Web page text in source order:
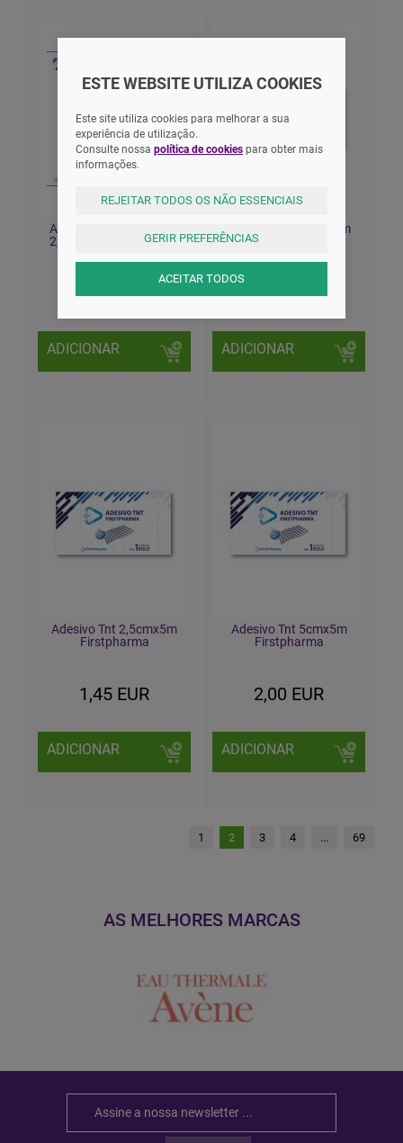
Adesivo Hipoalergénico
2,5cmx5m Firstpharma
2,18 EUR
ADICIONAR
Adesivo Tnt 10cmx5m
Firstpharma
3,65 EUR
ADICIONAR
Adesivo Tnt 2,5cmx5m
Firstpharma
1,45 EUR
ADICIONAR
Adesivo Tnt 5cmx5m
Firstpharma
2,00 EUR
ADICIONAR
1 2 3 4 ... 69
AS MELHORES MARCAS
ESTE WEBSITE UTILIZA COOKIES
Este site utiliza cookies para melhorar a sua
experiência de utilização.
Consulte nossa política de cookies para obter mais
informações.
REJEITAR TODOS OS NÃO ESSENCIAIS
GERIR PREFERÊNCIAS
ACEITAR TODOS